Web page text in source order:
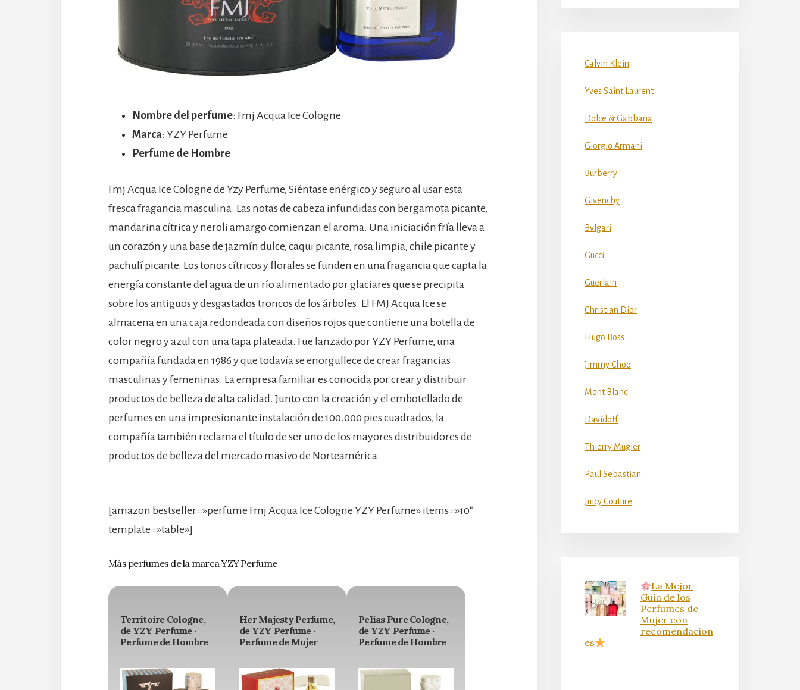
Nombre del perfume: Fmj Acqua Ice Cologne
Marca: YZY Perfume
Perfume de Hombre
Fmj Acqua Ice Cologne de Yzy Perfume, Siéntase enérgico y seguro al usar esta
fresca fragancia masculina. Las notas de cabeza infundidas con bergamota picante,
mandarina cítrica y neroli amargo comienzan el aroma. Una iniciación fría lleva a
un corazón y una base de jazmín dulce, caqui picante, rosa limpia, chile picante y
pachulí picante. Los tonos cítricos y florales se funden en una fragancia que capta la
energía constante del agua de un río alimentado por glaciares que se precipita
sobre los antiguos y desgastados troncos de los árboles. El FMJ Acqua Ice se
almacena en una caja redondeada con diseños rojos que contiene una botella de
color negro y azul con una tapa plateada. Fue lanzado por YZY Perfume, una
compañía fundada en 1986 y que todavía se enorgullece de crear fragancias
masculinas y femeninas. La empresa familiar es conocida por crear y distribuir
productos de belleza de alta calidad. Junto con la creación y el embotellado de
perfumes en una impresionante instalación de 100.000 pies cuadrados, la
compañía también reclama el título de ser uno de los mayores distribuidores de
productos de belleza del mercado masivo de Norteamérica.
[amazon bestseller=»perfume Fmj Acqua Ice Cologne YZY Perfume» items=»10″
template=»table»]
Más perfumes de la marca YZY Perfume
Territoire Cologne,
de YZY Perfume ·
Perfume de Hombre
Her Majesty Perfume,
de YZY Perfume ·
Perfume de Mujer
Pelias Pure Cologne,
de YZY Perfume ·
Perfume de Hombre
Calvin Klein
Yves Saint Laurent
Dolce & Gabbana
Giorgio Armani
Burberry
Givenchy
Bvlgari
Gucci
Guerlain
Christian Dior
Hugo Boss
Jimmy Choo
Mont Blanc
Davidoff
Thierry Mugler
Paul Sebastian
Juicy Couture
La Mejor
Guía de los
Perfumes de
Mujer con
recomendacion
es